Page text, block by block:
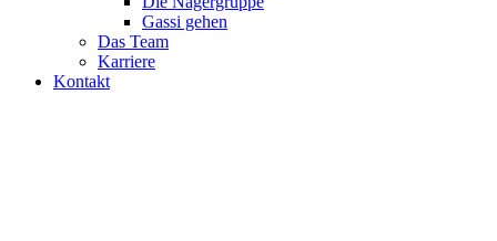
Gassi gehen
Das Team
Karriere
Kontakt